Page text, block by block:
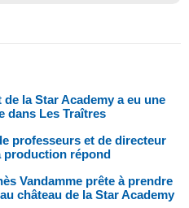
la Star Academy a eu une
dans Les Traîtres
professeurs et de directeur
production répond
Vandamme prête à prendre
château de la Star Academy